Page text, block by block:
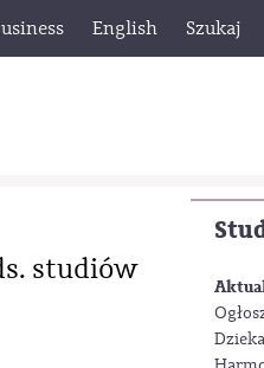
English Szukaj
studiów